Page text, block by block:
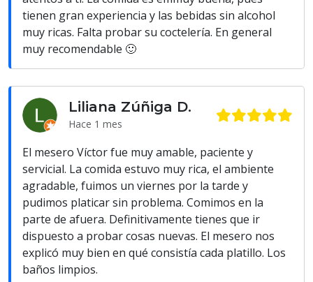
tienen gran experiencia y las bebidas sin alcohol
muy ricas. Falta probar su coctelería. En general
muy recomendable 🙂
Liliana Zúñiga D.
Hace 1 mes
El mesero Víctor fue muy amable, paciente y
servicial. La comida estuvo muy rica, el ambiente
agradable, fuimos un viernes por la tarde y
pudimos platicar sin problema. Comimos en la
parte de afuera. Definitivamente tienes que ir
dispuesto a probar cosas nuevas. El mesero nos
explicó muy bien en qué consistía cada platillo. Los
baños limpios.